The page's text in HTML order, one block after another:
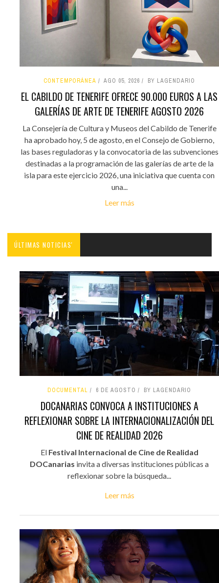
CONTEMPORÁNEA AGO 05, 2026 BY LAGENDARIO
EL CABILDO DE TENERIFE OFRECE 90.000 EUROS A LAS
GALERÍAS DE ARTE DE TENERIFE AGOSTO 2026
La Consejería de Cultura y Museos del Cabildo de Tenerife
ha aprobado hoy, 5 de agosto, en el Consejo de Gobierno,
las bases reguladoras y la convocatoria de las subvenciones
destinadas a la programación de las galerías de arte de la
isla para este ejercicio 2026, una iniciativa que cuenta con
una...
Leer más
ÚLTIMAS NOTICIAS'
DOCUMENTAL 6 DE AGOSTO BY LAGENDARIO
DOCANARIAS CONVOCA A INSTITUCIONES A
REFLEXIONAR SOBRE LA INTERNACIONALIZACIÓN DEL
CINE DE REALIDAD 2026
El Festival Internacional de Cine de Realidad
DOCanarias invita a diversas instituciones públicas a
reflexionar sobre la búsqueda...
Leer más